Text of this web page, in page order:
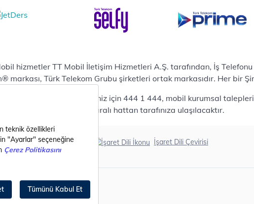
Veri Merkezlerimiz
E-posta
Bulut Tabanlı Yedekleme
Platform as a Service(PaaS)
Profesyonel Servisler
Donanım
Yazılım
Dijital Dönüşüm Katalogları
Cihazlar
hizmetler TT Mobil İletişim Hizmetleri A.Ş. tarafından, İş
markası, Türk Telekom Grubu şirketleri ortak markasıdır. Her bir
mobil bireysel talepleriniz için 444 1 444, mobil kurumsal
444 0375 numaralı hattan tarafınıza ulaşılacaktır.
Erişilebilirlik İşaret Dili Çevirisi